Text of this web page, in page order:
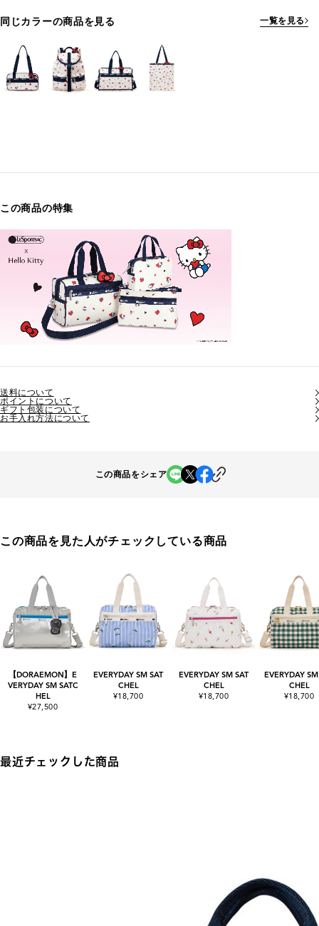
同じカラーの商品を見る 一覧を見る
この商品の特集
送料について
ポイントについて
ギフト包装について
お手入れ方法について
この商品をシェア
この商品を見た人がチェックしている商品
【DORAEMON】E
VERYDAY SM SATC
HEL
¥27,500
EVERYDAY SM SAT
CHEL
¥18,700
EVERYDAY SM SAT
CHEL
¥18,700
EVERYDAY
CHEL
¥18,700
最近チェックした商品